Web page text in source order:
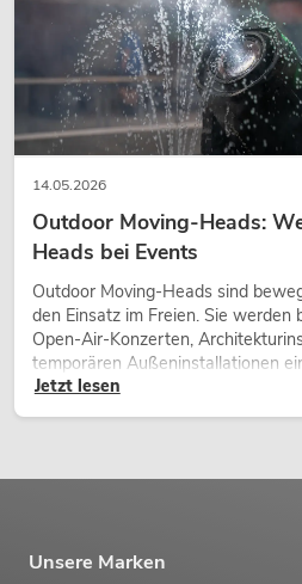
14.05.2026
Outdoor Moving-Heads:
Heads bei Events
Outdoor Moving-Heads sind
den Einsatz im Freien. Sie werden
Open-Air-Konzerten,
temporären Außeninstallationen
Jetzt lesen
Unsere Marken